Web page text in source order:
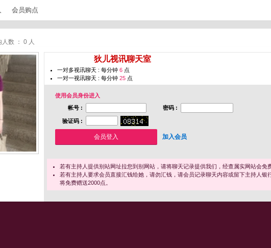
会员购点
人数 ： 0 人
狄儿视讯聊天室
一对多视讯聊天 : 每分钟 6 点
一对一视讯聊天 : 每分钟 25 点
使用会员身份进入
帐号 :
密码 :
验证码 :
加入会员
若有主持人提供别站网址拉您到别网站，请将聊天记录提供我们，经查属实网站会免
若有主持人要求会员直接汇钱给她，请勿汇钱，请会员记录聊天内容或留下主持人银
将免费赠送2000点。